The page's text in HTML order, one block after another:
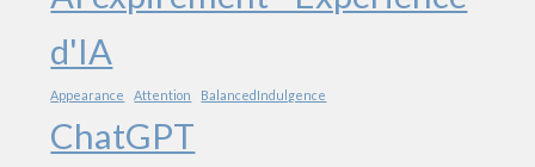
d'IA
Appearance Attention BalancedIndulgence
ChatGPT